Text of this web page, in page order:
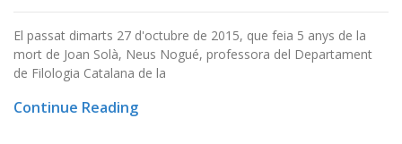
El passat dimarts 27 d'octubre de 2015, que feia 5 anys de la
mort de Joan Solà, Neus Nogué, professora del Departament
de Filologia Catalana de la
Continue Reading